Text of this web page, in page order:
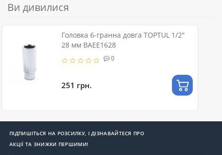
Ви дивилися
Головка 6-гранна довга TOPTUL 1/2"
28 мм BAEE1628
0
251 грн.
ПІДПИШІТЬСЯ НА РОЗСИЛКУ, І ДІЗНАВАЙТЕСЯ ПРО
АКЦІЇ ТА ЗНИЖКИ ПЕРШИМИ!